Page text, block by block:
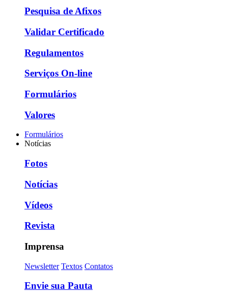
Pesquisa de Afixos
Validar Certificado
Regulamentos
Serviços On-line
Formulários
Valores
Formulários
Notícias
Fotos
Notícias
Vídeos
Revista
Imprensa
Newsletter Textos Contatos
Envie sua Pauta